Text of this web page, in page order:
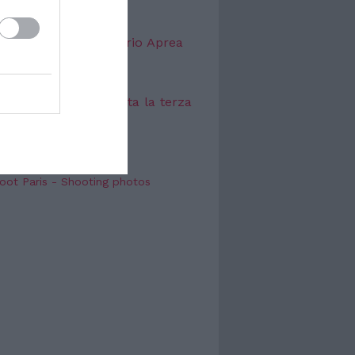
Festival, dopo Valerio Aprea
2026
Mediterraneo, aperta la terza
a Petrosino
Paris - Shooting photos